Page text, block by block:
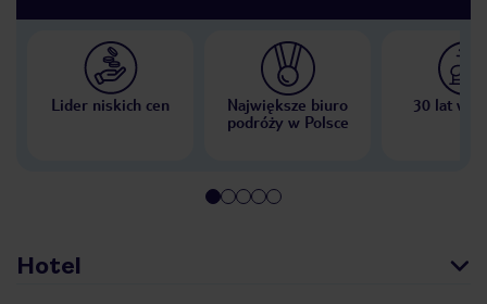
Lider niskich cen
Największe biuro
podróży w Polsce
30 lat w
Hotel